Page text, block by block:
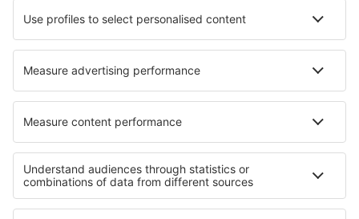
Ubytování in Coignieres Ubytování in Rochelle Park
Ubytování in Dzukija National Park
Ubytování in Curonian Spit National Park
Ubytování v Národní park Jotunheimen Ubytování na Bali